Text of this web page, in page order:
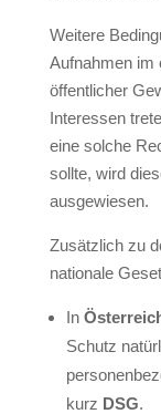
Weitere
Aufnahmen im
öffentlicher
Interessen
eine solche
sollte, wird
ausgewiesen.
Zusätzlich zu
nationale
In
Schutz
kurz DSG.